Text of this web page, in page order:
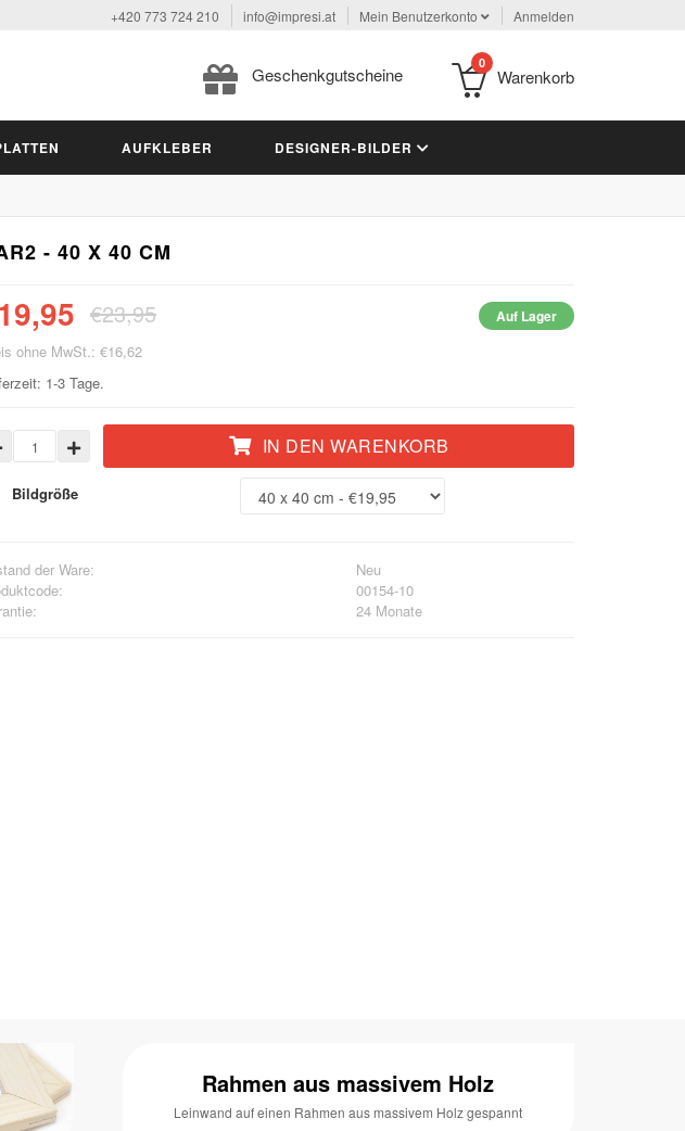
+420 773 724 210 info@impresi.at Mein Benutzerkonto Anmelden
Geschenkgutscheine
0
Warenkorb
AUFKLEBER DESIGNER-BILDER
- 40 X 40 CM
€23,95 Auf Lager
ohne MwSt.: €16,62
1-3 Tage.
IN DEN WARENKORB
Bildgröße
der Ware:
Neu
00154-10
24 Monate
Rahmen aus massivem Holz
Leinwand auf einen Rahmen aus massivem Holz gespannt